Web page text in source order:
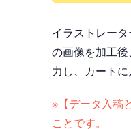
イラストレー
の画像を加工
力し、カートに
※【データ入稿
ことです。